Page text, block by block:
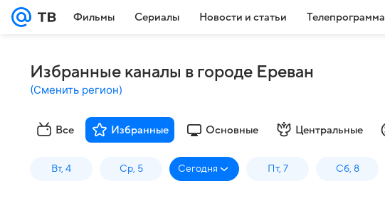
Фильмы Сериалы Новости и статьи Телепрограмма
Избранные каналы в городе Ереван
(Сменить регион)
Все Избранные Основные Центральные
Вт, 4 Ср, 5 Сегодня Пт, 7 Сб, 8